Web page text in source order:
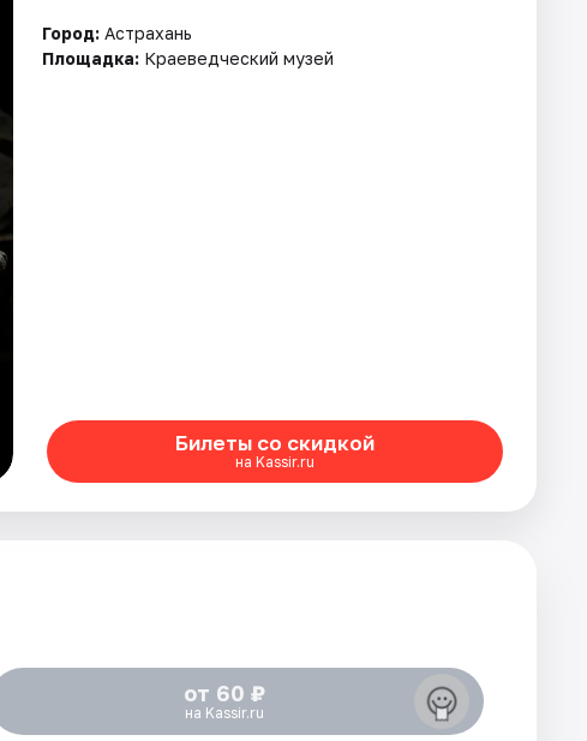
Город: Астрахань
Площадка: Краеведческий музей
Билеты со скидкой
на Kassir.ru
от 60 ₽
на Kassir.ru